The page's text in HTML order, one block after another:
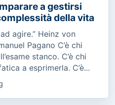
a gestirsi
della vita
agire.” Heinz von
Pagano C’è chi
stanco. C’è chi
a esprimerla. C’è...